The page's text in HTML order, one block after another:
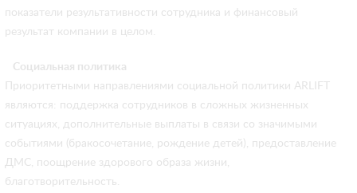
показатели результативности сотрудника и финансовый
результат компании в целом.
Социальная политика
Приоритетными направлениями социальной политики ARLIFT
являются: поддержка сотрудников в сложных жизненных
ситуациях, дополнительные выплаты в связи со значимыми
событиями (бракосочетание, рождение детей), предоставление
ДМС, поощрение здорового образа жизни,
благотворительность.